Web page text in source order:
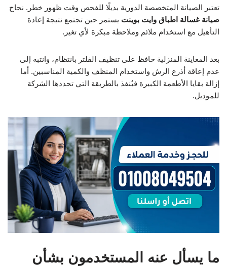
تعتبر الصيانة المتخصصة الدورية بديلًا للفحص وقت ظهور خطر. نجاح
صيانة غسالة اطباق وايت بوينت يستمر حين تجتمع نتيجة إعادة
التأهيل مع استخدام ملائم وملاحظة مبكرة لأي تغير.
بعد المعاينة المنزلية حافظ على تنظيف الفلتر بانتظام، وانتبه إلى
عدم إعاقة أذرع الرش واستخدام المنظف والكمية المناسبين. أما
إزالة بقايا الأطعمة الكبيرة فيُنفذ بالطريقة التي تحددها الشركة
للموديل.
ما يسأل عنه المستخدمون بشأن